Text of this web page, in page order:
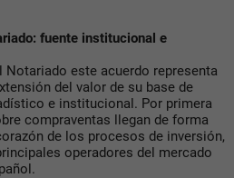
fuente institucional e
Notariado este acuerdo representa
del valor de su base de
e institucional. Por primera
compraventas llegan de forma
de los procesos de inversión,
operadores del mercado